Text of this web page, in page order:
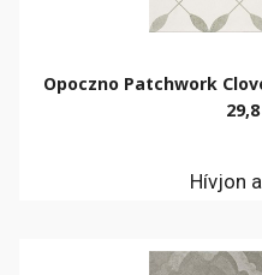
Opoczno Patchwork
Hívjon